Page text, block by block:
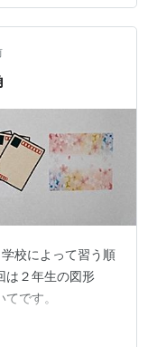
を調整する機構
まっているだけな
だんずれます。
味仕方ないで
校によって習う順
は２年生の図形
です。